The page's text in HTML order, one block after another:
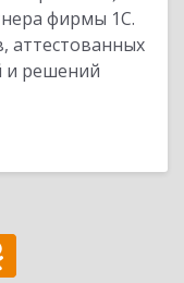
фирмы 1С.
аттестованных
и решений